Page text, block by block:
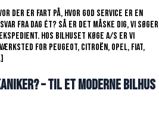
der er fart på, hvor god service er en
fra dag ét? Så er det måske dig, vi søger
Hos Bilhuset Køge A/S er vi
for Peugeot, Citroën, Opel, Fiat,
– til et moderne bilhus